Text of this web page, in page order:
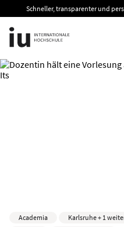
Schneller, transparenter und
Academia Karlsruhe + 1